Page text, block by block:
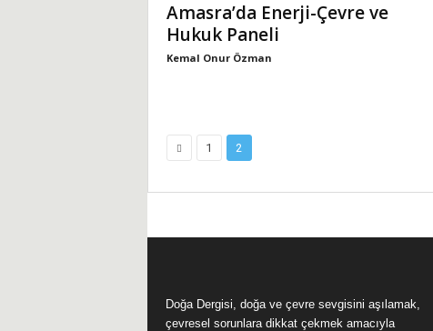
Amasra’da Enerji-Çevre ve
Hukuk Paneli
Kemal Onur Özman
1 2
Doğa Dergisi, doğa ve çevre sevgisini aşılamak,
çevresel sorunlara dikkat çekmek amacıyla